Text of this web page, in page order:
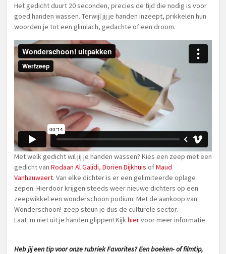
Het gedicht duurt 20 seconden, precies de tijd die nodig is voor
goed handen wassen. Terwijl jij je handen inzeept, prikkelen hun
woorden je tot een glimlach, gedachte of een droom.
Met welk gedicht wil jij je handen wassen? Kies een zeep met een
gedicht van Rodaan Al Galidi, Dorien Dijkhuis ofMaud
Vanhauwaert. Van elke dichter is er een gelimiteerde oplage
zepen. Hierdoor krijgen steeds weer nieuwe dichters op een
zeepwikkel een wonderschoon podium. Met de aankoop van
Wonderschoon!-zeep steun je dus de culturele sector.
Laat ‘m niet uit je handen glippen! Kijk hiervoor meer informatie.
Heb jij een tip voor onze rubriek Favorites? Een boeken- of filmtip,